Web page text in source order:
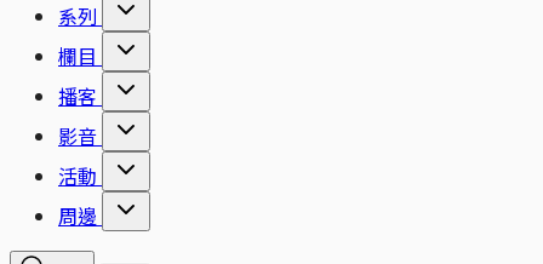
系列
欄目
播客
影音
活動
周邊